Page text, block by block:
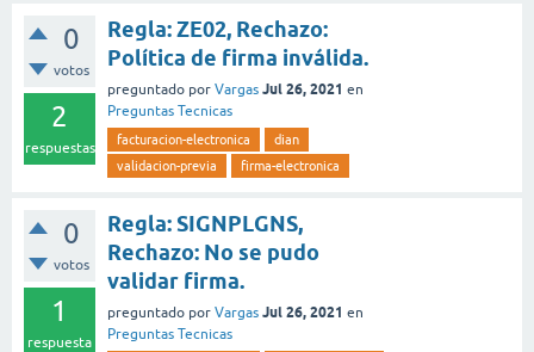
0
votos
2
respuestas
Regla: ZE02, Rechazo:
Política de firma inválida.
preguntado por Vargas Jul 26, 2021 en
Preguntas Tecnicas
facturacion-electronica
dian
validacion-previa
firma-electronica
0
votos
1
respuesta
Regla: SIGNPLGNS,
Rechazo: No se pudo
validar firma.
preguntado por Vargas Jul 26, 2021 en
Preguntas Tecnicas